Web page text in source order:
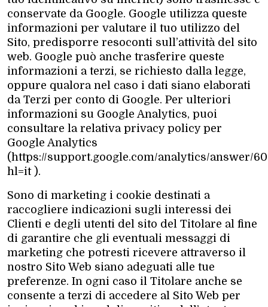
conservate da Google. Google utilizza queste
informazioni per valutare il tuo utilizzo del
Sito, predisporre resoconti sull’attività del sito
web. Google può anche trasferire queste
informazioni a terzi, se richiesto dalla legge,
oppure qualora nel caso i dati siano elaborati
da Terzi per conto di Google. Per ulteriori
informazioni su Google Analytics, puoi
consultare la relativa privacy policy per
Google Analytics
(https://support.google.com/analytics/answer/
hl=it ).
Sono di marketing i cookie destinati a
raccogliere indicazioni sugli interessi dei
Clienti e degli utenti del sito del Titolare al fine
di garantire che gli eventuali messaggi di
marketing che potresti ricevere attraverso il
nostro Sito Web siano adeguati alle tue
preferenze. In ogni caso il Titolare anche se
consente a terzi di accedere al Sito Web per